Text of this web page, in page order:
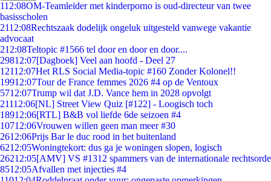
112:08OM-Teamleider met kinderporno is oud-directeur van twee
basisscholen
2112:08Rechtszaak dodelijk ongeluk uitgesteld vanwege vakantie
advocaat
212:08Teltopic #1566 tel door en door en door....
29812:07[Dagboek] Veel aan hoofd - Deel 27
12112:07Het RLS Social Media-topic #160 Zonder Kolonel!!
19912:07Tour de France femmes 2026 #4 op de Ventoux
5712:07Trump wil dat J.D. Vance hem in 2028 opvolgt
21112:06[NL] Street View Quiz [#122] - Loogisch toch
18912:06[RTL] B&B vol liefde 6de seizoen #4
10712:06Vrouwen willen geen man meer #30
2612:06Prijs Bar le duc rood in het buitenland
6212:05Woningtekort: dus ga je woningen slopen, logisch
26212:05[AMV] VS #1312 spammers van de internationale rechtsorde
8512:05Afvallen met injecties #4